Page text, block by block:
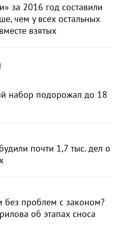
за 2016 год составили
чем у всех остальных
взятых
набор подорожал до 18
почти 1,7 тыс. дел о
без проблем с законом?
об этапах сноса